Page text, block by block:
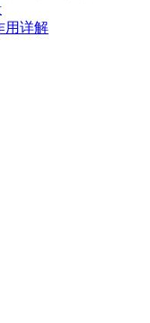
用详解